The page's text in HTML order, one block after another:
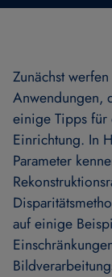
Zunächst
Anwendungen,
einige Tipps für
Einrichtung. In
Parameter
auf einige